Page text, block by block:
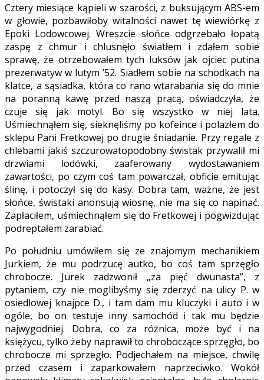
Cztery miesiące kąpieli w szarości, z buksującym ABS-em
w głowie, pozbawiłoby witalności nawet tę wiewiórkę z
Epoki Lodowcowej. Wreszcie słońce odgrzebało łopatą
zaspę z chmur i chlusnęło światłem i zdałem sobie
sprawę, że otrzebowałem tych luksów jak ojciec putina
prezerwatyw w lutym ’52. Siadłem sobie na schodkach na
klatce, a sąsiadka, która co rano wtarabania się do mnie
na poranną kawę przed naszą pracą, oświadczyła, że
czuje się jak motyl. Bo się wszystko w niej lata.
Uśmiechnąłem się, sieknęliśmy po kofeince i polazłem do
sklepu Pani Fretkowej po drugie śniadanie. Przy regale z
chlebami jakiś szczurowatopodobny świstak przywalił mi
drzwiami lodówki, zaaferowany wydostawaniem
zawartości, po czym coś tam powarczał, obficie emitując
ślinę, i potoczył się do kasy. Dobra tam, ważne, że jest
słońce, świstaki anonsują wiosnę, nie ma się co napinać.
Zapłaciłem, uśmiechnąłem się do Fretkowej i pogwizdując
podreptałem zarabiać.
Po południu umówiłem się ze znajomym mechanikiem
Jurkiem, że mu podrzucę autko, bo coś tam sprzęgło
chrobocze. Jurek zadzwonił „za pięć dwunasta”, z
pytaniem, czy nie moglibyśmy się zderzyć na ulicy P. w
osiedlowej knajpce D., i tam dam mu kluczyki i auto i w
ogóle, bo on testuje inny samochód i tak mu będzie
najwygodniej. Dobra, co za różnica, może być i na
księżycu, tylko żeby naprawił to chroboczące sprzęgło, bo
chrobocze mi sprzegło. Podjechałem na miejsce, chwilę
przed czasem i zaparkowałem naprzeciwko. Wokół